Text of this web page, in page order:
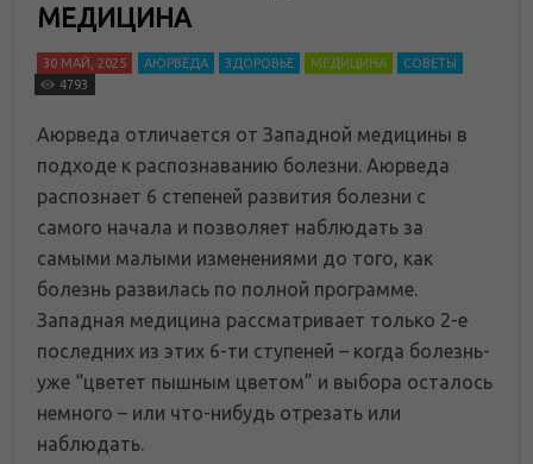
МЕДИЦИНА
30 МАЙ, 2025 АЮРВЕДА ЗДОРОВЬЕ МЕДИЦИНА
СОВЕТЫ
4793
Аюрведа отличается от Западной медицины в
подходе к распознаванию болезни. Аюрведа
распознает 6 степеней развития болезни с
самого начала и позволяет наблюдать за
самыми малыми изменениями до того, как
болезнь развилась по полной программе.
Западная медицина рассматривает только 2-е
последних из этих 6-ти ступеней – когда болезнь-
уже “цветет пышным цветом” и выбора осталось
немного – или что-нибудь отрезать или
наблюдать.